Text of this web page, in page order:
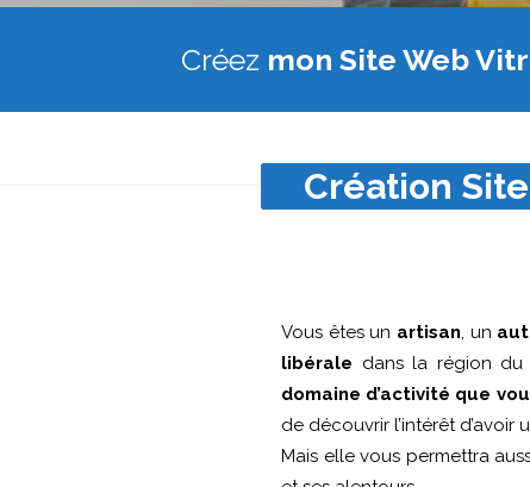
Créez mon Site Web
Création
Vous êtes un artisan, un
libérale dans la région du
domaine d’activité que
de découvrir l’intérêt d’avoir
Mais elle vous permettra